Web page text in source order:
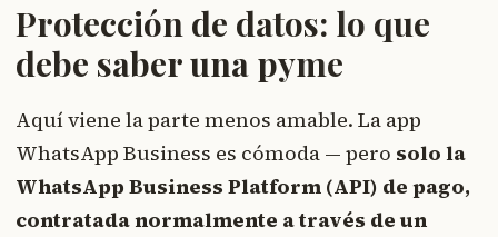
Protección de datos: lo que
debe saber una pyme
Aquí viene la parte menos amable. La app
WhatsApp Business es cómoda — pero solo la
WhatsApp Business Platform (API) de pago,
contratada normalmente a través de un